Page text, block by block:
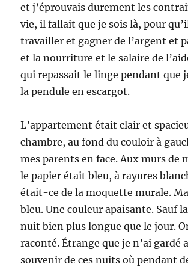
et j’éprouvais durement les
vie, il fallait que je sois là, pour
travailler et gagner de l’argent et
et la nourriture et le salaire de
qui repassait le linge pendant que
la pendule en escargot.
L’appartement était clair et
chambre, au fond du couloir à
mes parents en face. Aux murs de
le papier était bleu, à rayures
était-ce de la moquette murale.
bleu. Une couleur apaisante. Sauf
nuit bien plus longue que le jour.
raconté. Étrange que je n’ai gardé
souvenir de ces nuits où pendant